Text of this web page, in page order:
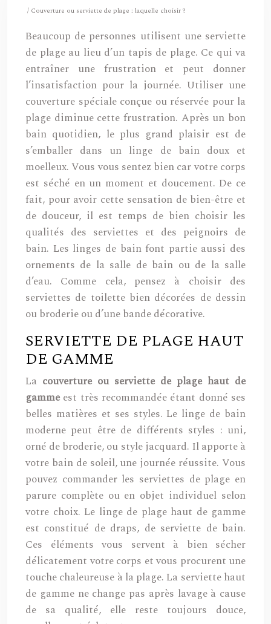
/ Couverture ou serviette de plage : laquelle choisir ?
Beaucoup de personnes utilisent une serviette
de plage au lieu d’un tapis de plage. Ce qui va
entraîner une frustration et peut donner
l’insatisfaction pour la journée. Utiliser une
couverture spéciale conçue ou réservée pour la
plage diminue cette frustration. Après un bon
bain quotidien, le plus grand plaisir est de
s’emballer dans un linge de bain doux et
moelleux. Vous vous sentez bien car votre corps
est séché en un moment et doucement. De ce
fait, pour avoir cette sensation de bien-être et
de douceur, il est temps de bien choisir les
qualités des serviettes et des peignoirs de
bain. Les linges de bain font partie aussi des
ornements de la salle de bain ou de la salle
d’eau. Comme cela, pensez à choisir des
serviettes de toilette bien décorées de dessin
ou broderie ou d’une bande décorative.
SERVIETTE DE PLAGE HAUT
DE GAMME
La couverture ou serviette de plage haut de
gamme est très recommandée étant donné ses
belles matières et ses styles. Le linge de bain
moderne peut être de différents styles : uni,
orné de broderie, ou style jacquard. Il apporte à
votre bain de soleil, une journée réussite. Vous
pouvez commander les serviettes de plage en
parure complète ou en objet individuel selon
votre choix. Le linge de plage haut de gamme
est constitué de draps, de serviette de bain.
Ces éléments vous servent à bien sécher
délicatement votre corps et vous procurent une
touche chaleureuse à la plage. La serviette haut
de gamme ne change pas après lavage à cause
de sa qualité, elle reste toujours douce,